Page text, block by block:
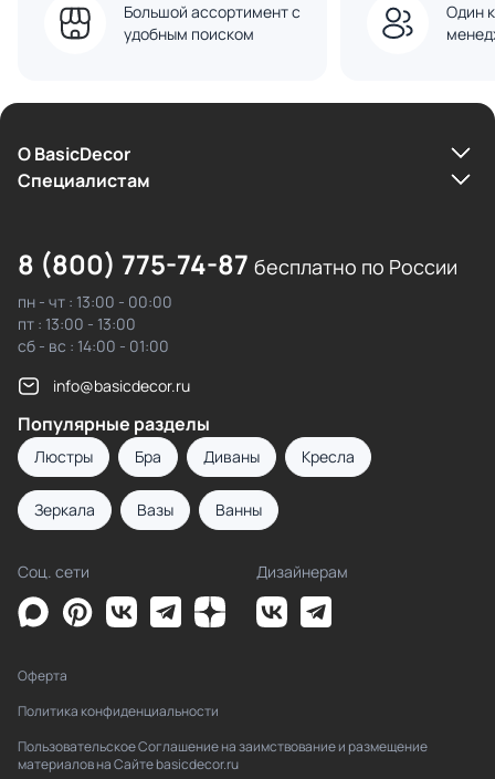
Большой ассортимент с
удобным поиском
Один
О BasicDecor
Cпециалистам
8 (800) 775-74-87 бесплатно по России
пн - чт : 13:00 - 00:00
пт : 13:00 - 13:00
сб - вс : 14:00 - 01:00
info@basicdecor.ru
Популярные разделы
Люстры Бра Диваны Кресла
Зеркала Вазы Ванны
Соц. сети Дизайнерам
Оферта
Политика конфиденциальности
Пользовательское Соглашение на заимствование и размещение
материалов на Сайте basicdecor.ru